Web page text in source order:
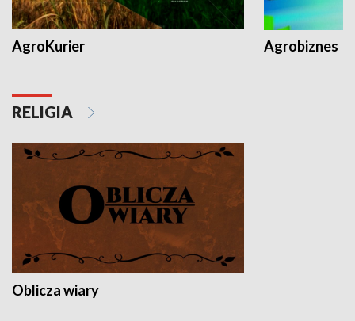
AgroKurier Agrobiznes
RELIGIA
Oblicza wiary